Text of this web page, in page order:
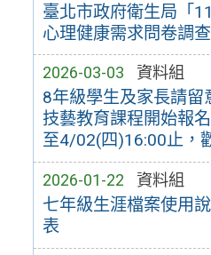
臺北市政府衛生局「
心理健康需求問卷調查
2026-03-03 資料組
8年級學生及家長請留
技藝教育課程開始報
至4/02(四)16:00止，
2026-01-22 資料組
七年級生涯檔案使用
表